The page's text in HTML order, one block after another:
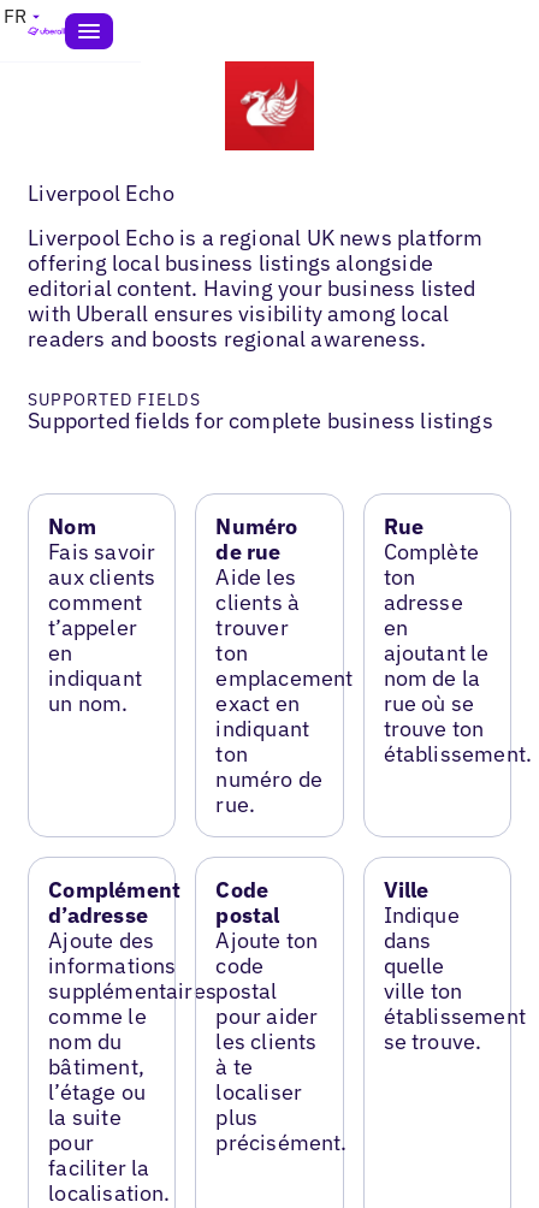
FR
Liverpool Echo
Liverpool Echo is a regional UK news platform
offering local business listings alongside
editorial content. Having your business listed
with Uberall ensures visibility among local
readers and boosts regional awareness.
SUPPORTED FIELDS
Supported fields for complete business listings
Nom
Fais savoir
aux clients
comment
t’appeler
en
indiquant
un nom.
Numéro
de rue
Aide les
clients à
trouver
ton
emplacement
exact en
indiquant
ton
numéro de
rue.
Rue
Complète
ton
adresse
en
ajoutant le
nom de la
rue où se
trouve ton
établissement.
Complément
d’adresse
Ajoute des
informations
supplémentaires
comme le
nom du
bâtiment,
l’étage ou
la suite
pour
faciliter la
localisation.
Code
postal
Ajoute ton
code
postal
pour aider
les clients
à te
localiser
plus
précisément.
Ville
Indique
dans
quelle
ville ton
établissement
se trouve.